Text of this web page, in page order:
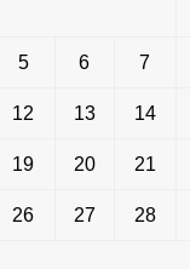
5 6 7
12 13 14
19 20 21
26 27 28